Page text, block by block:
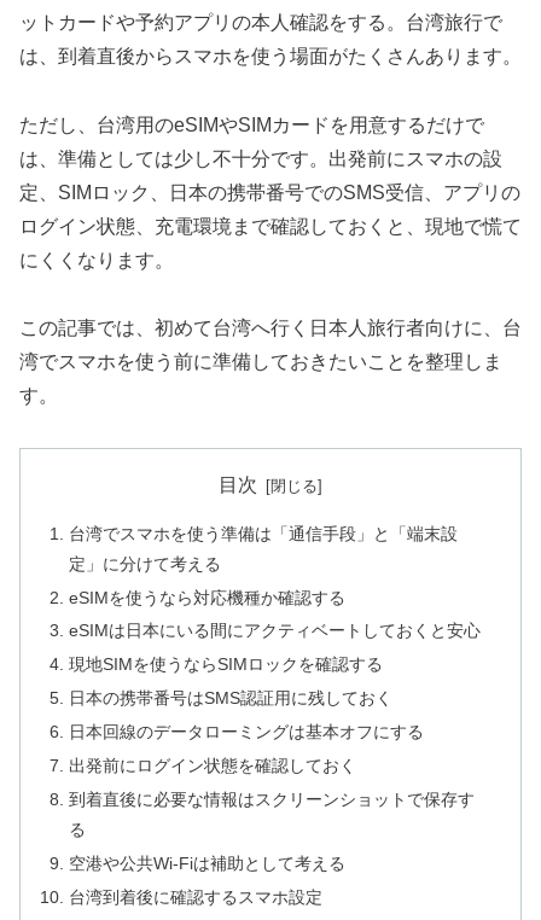
ットカードや予約アプリの本人確認をする。台湾旅行で
は、到着直後からスマホを使う場面がたくさんあります。
ただし、台湾用のeSIMやSIMカードを用意するだけで
は、準備としては少し不十分です。出発前にスマホの設
定、SIMロック、日本の携帯番号でのSMS受信、アプリの
ログイン状態、充電環境まで確認しておくと、現地で慌て
にくくなります。
この記事では、初めて台湾へ行く日本人旅行者向けに、台
湾でスマホを使う前に準備しておきたいことを整理しま
す。
目次
台湾でスマホを使う準備は「通信手段」と「端末設
定」に分けて考える
eSIMを使うなら対応機種か確認する
eSIMは日本にいる間にアクティベートしておくと安心
現地SIMを使うならSIMロックを確認する
日本の携帯番号はSMS認証用に残しておく
日本回線のデータローミングは基本オフにする
出発前にログイン状態を確認しておく
到着直後に必要な情報はスクリーンショットで保存す
る
空港や公共Wi-Fiは補助として考える
台湾到着後に確認するスマホ設定